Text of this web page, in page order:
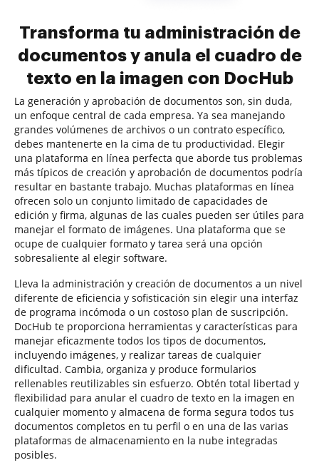
Transforma tu administración de
documentos y anula el cuadro de
texto en la imagen con DocHub
La generación y aprobación de documentos son, sin duda,
un enfoque central de cada empresa. Ya sea manejando
grandes volúmenes de archivos o un contrato específico,
debes mantenerte en la cima de tu productividad. Elegir
una plataforma en línea perfecta que aborde tus problemas
más típicos de creación y aprobación de documentos podría
resultar en bastante trabajo. Muchas plataformas en línea
ofrecen solo un conjunto limitado de capacidades de
edición y firma, algunas de las cuales pueden ser útiles para
manejar el formato de imágenes. Una plataforma que se
ocupe de cualquier formato y tarea será una opción
sobresaliente al elegir software.
Lleva la administración y creación de documentos a un nivel
diferente de eficiencia y sofisticación sin elegir una interfaz
de programa incómoda o un costoso plan de suscripción.
DocHub te proporciona herramientas y características para
manejar eficazmente todos los tipos de documentos,
incluyendo imágenes, y realizar tareas de cualquier
dificultad. Cambia, organiza y produce formularios
rellenables reutilizables sin esfuerzo. Obtén total libertad y
flexibilidad para anular el cuadro de texto en la imagen en
cualquier momento y almacena de forma segura todos tus
documentos completos en tu perfil o en una de las varias
plataformas de almacenamiento en la nube integradas
posibles.